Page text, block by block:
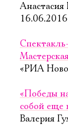
Анастасия
16.06.2016
«РИА
«Победы
собой еще
Валерия